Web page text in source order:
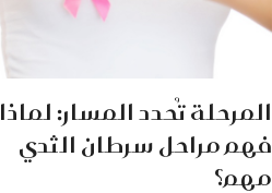
المرحلة تُحدد المسار: لماذا
فهم مراحل سرطان الثدي
مهم؟